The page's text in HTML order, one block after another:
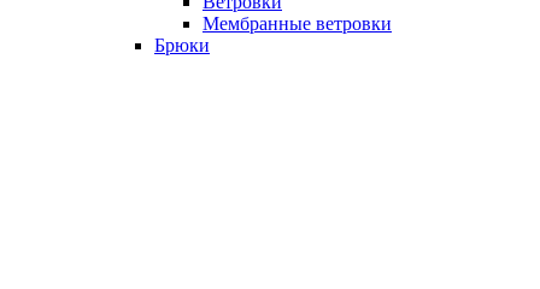
Мембранные ветровки
Брюки